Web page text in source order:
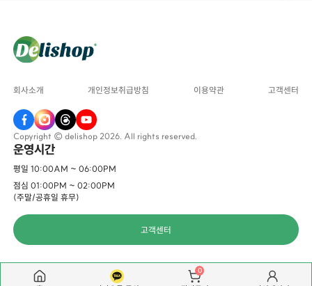
회사소개 개인정보취급방침 이용약관 고객센터
Copyright © delishop 2026. All rights reserved.
운영시간
평일 10:00AM ~ 06:00PM
점심 01:00PM ~ 02:00PM
(주말/공휴일 휴무)
고객센터
0